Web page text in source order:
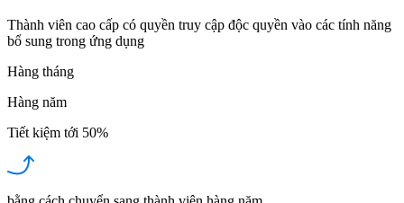
Thành viên cao cấp có quyền truy cập độc quyền vào các tính năng
bổ sung trong ứng dụng
Hàng tháng
Hàng năm
Tiết kiệm tới 50%